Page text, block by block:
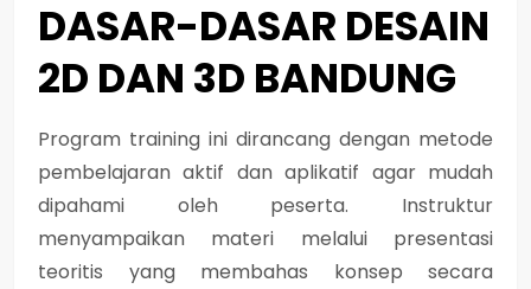
DASAR-DASAR DESAIN
2D DAN 3D BANDUNG
Program training ini dirancang dengan metode
pembelajaran aktif dan aplikatif agar mudah
dipahami oleh peserta. Instruktur
menyampaikan materi melalui presentasi
teoritis yang membahas konsep secara